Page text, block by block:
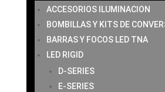
ACCESORIOS ILUMINACION
BOMBILLAS Y KITS DE
BARRAS Y FOCOS LED TNA
LED RIGID
D-SERIES
E-SERIES